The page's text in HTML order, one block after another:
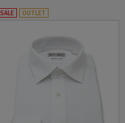
SALE OUTLET